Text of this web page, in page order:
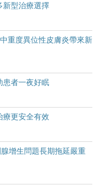
新型治療選擇
重度異位性皮膚炎帶來新
患者一夜好眠
療更安全有效
增生問題長期拖延嚴重